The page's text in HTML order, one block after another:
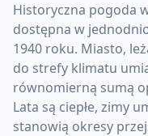
Historyczna pogoda
dostępna w
1940 roku. Miasto,
do strefy klimatu
równomierną sumą
Lata są ciepłe, zimy
stanowią okresy